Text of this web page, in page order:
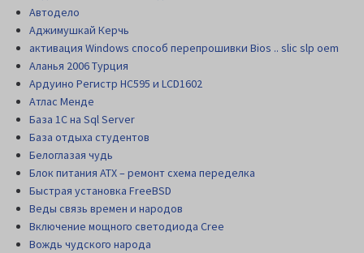
Автодело
Аджимушкай Керчь
активация Windows способ перепрошивки Bios .. slic slp oem
Аланья 2006 Турция
Ардуино Регистр НС595 и LCD1602
Атлас Менде
База 1С на Sql Server
База отдыха студентов
Белоглазая чудь
Блок питания АТХ – ремонт схема переделка
Быстрая установка FreeBSD
Веды связь времен и народов
Включение мощного светодиода Cree
Вождь чудского народа